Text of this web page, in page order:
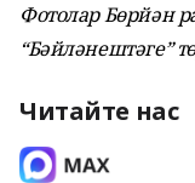
Фотолар Бөрйән
“Бәйләнештәге”
Читайте нас